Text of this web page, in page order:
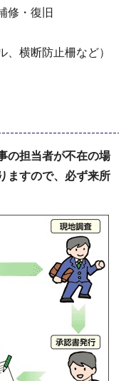
修・復旧
、横断防止柵など）
の担当者が不在の場
ますので、必ず来所